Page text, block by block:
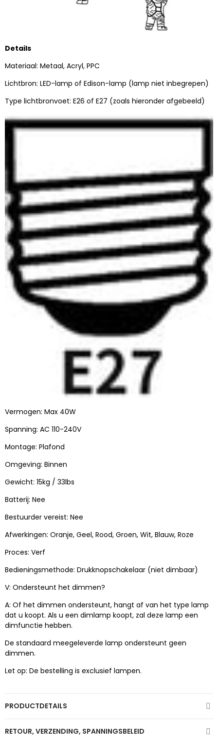
Details
Materiaal: Metaal, Acryl, PPC
Lichtbron: LED-lamp of Edison-lamp (lamp niet inbegrepen)
Type lichtbronvoet: E26 of E27 (zoals hieronder afgebeeld)
Vermogen: Max 40W
Spanning: AC 110-240V
Montage: Plafond
Omgeving: Binnen
Gewicht: 15kg / 33lbs
Batterij: Nee
Bestuurder vereist: Nee
Afwerkingen: Oranje, Geel, Rood, Groen, Wit, Blauw, Roze
Proces: Verf
Bedieningsmethode: Drukknopschakelaar (niet dimbaar)
V: Ondersteunt het dimmen?
A: Of het dimmen ondersteunt, hangt af van het type lamp
dat u koopt. Als u een dimlamp koopt, zal deze lamp een
dimfunctie hebben.
De standaard meegeleverde lamp ondersteunt geen
dimmen.
Let op: De bestelling is exclusief lampen.
PRODUCTDETAILS
RETOUR, VERZENDING, SPANNINGSBELEID